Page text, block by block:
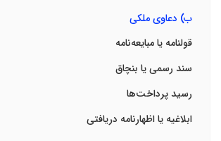
ب) دعاوی ملکی
قولنامه یا مبایعه‌نامه
سند رسمی یا بنچاق
رسید پرداخت‌ها
ابلاغیه یا اظهارنامه دریافتی